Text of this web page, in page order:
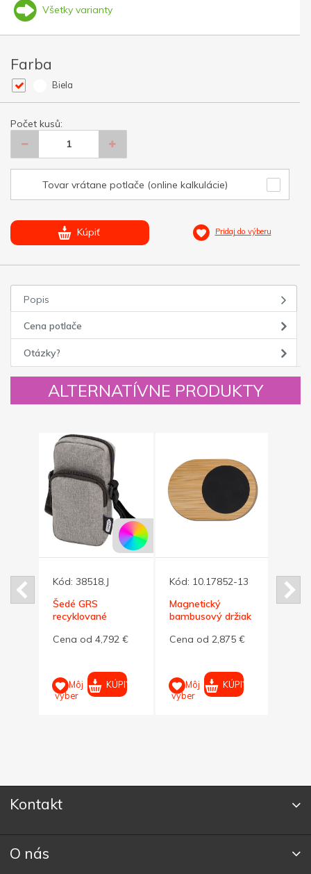
Všetky varianty
Farba
Biela
Počet kusů:
Tovar vrátane potlače (online kalkulácie)
Kúpiť Pridaj do výberu
Popis
Cena potlače
Otázky?
ALTERNATÍVNE PRODUKTY
Kód: 38518.J
Šedé GRS
recyklované
Cena od 4,792 €
Môj
výber
KÚPIŤ
Kód: 10.17852-13
Magnetický
bambusový držiak
Cena od 2,875 €
Môj
výber
KÚPIŤ
Kód:
Kontakt
O nás